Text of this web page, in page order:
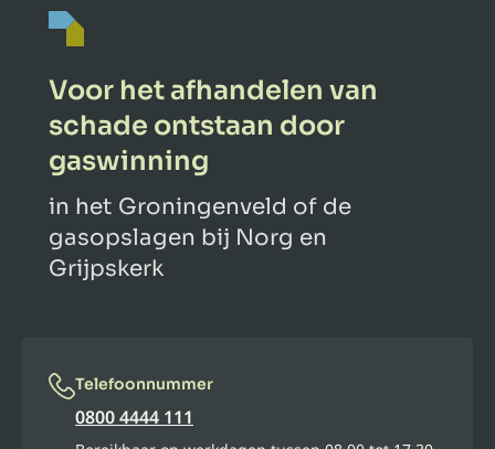
Voor het afhandelen van
schade ontstaan door
gaswinning
in het Groningenveld of de
gasopslagen bij Norg en
Grijpskerk
Telefoonnummer
0800 4444 111